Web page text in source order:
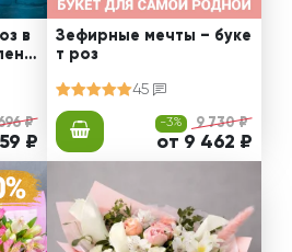
в
₽
₽
Зефирные мечты – буке
т роз
45
-3% 9 730 ₽
от 9 462 ₽